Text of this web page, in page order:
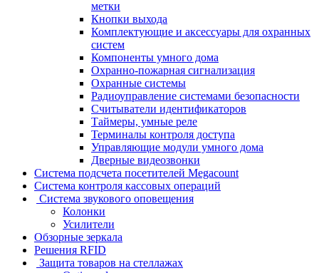
метки
Кнопки выхода
Комплектующие и аксессуары для охранных
систем
Компоненты умного дома
Охранно-пожарная сигнализация
Охранные системы
Радиоуправление системами безопасности
Считыватели идентификаторов
Таймеры, умные реле
Терминалы контроля доступа
Управляющие модули умного дома
Дверные видеозвонки
Система подсчета посетителей Megacount
Система контроля кассовых операций
Система звукового оповещения
Колонки
Усилители
Обзорные зеркала
Решения RFID
Защита товаров на стеллажах